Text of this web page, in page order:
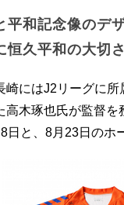
平和記念像のデ
恒久平和の大切
にはJ2リーグに所
高木琢也氏が監督
日と、8月23日のホ